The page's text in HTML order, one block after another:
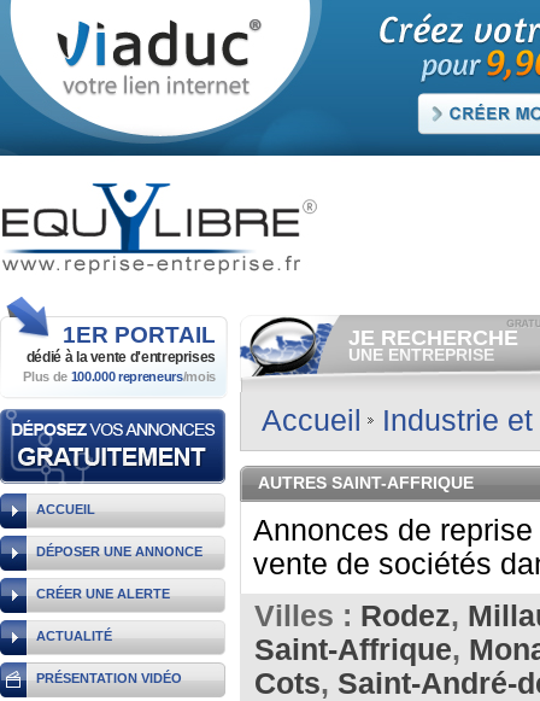
1ER PORTAIL
dédié à la vente d'entreprises
Plus de 100.000 repreneurs/mois
ACCUEIL
DÉPOSER UNE ANNONCE
CRÉER UNE ALERTE
ACTUALITÉ
PRÉSENTATION VIDÉO
JE RECHERCHE
UNE ENTREPRISE
Consulter gratuitementles
vendre.
Et/ou déposergratuitement
RECHERCHER UNE
ANNONCE
Accueil Industrie
AUTRES SAINT-AFFRIQUE
Annonces de
vente de sociétés
Villes : Rodez,
Saint-Affrique,
Cots, Saint-André-